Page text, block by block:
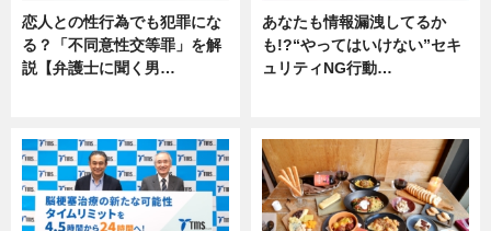
恋人との性行為でも犯罪にな
る？「不同意性交等罪」を解
説【弁護士に聞く男…
あなたも情報漏洩してるか
も!?“やってはいけない”セキ
ュリティNG行動…